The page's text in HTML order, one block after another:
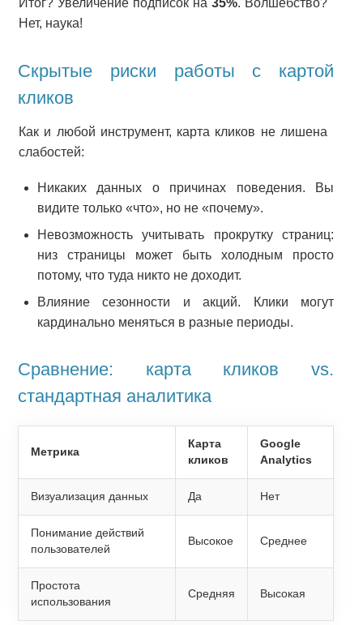
Итог? Увеличение подписок на 35%. Волшебство?
Нет, наука!
Скрытые риски работы с картой
кликов
Как и любой инструмент, карта кликов не лишена
слабостей:
Никаких данных о причинах поведения. Вы
видите только «что», но не «почему».
Невозможность учитывать прокрутку страниц:
низ страницы может быть холодным просто
потому, что туда никто не доходит.
Влияние сезонности и акций. Клики могут
кардинально меняться в разные периоды.
Сравнение: карта кликов vs.
стандартная аналитика
Метрика
Карта
кликов
Google
Analytics
Визуализация данных Да Нет
Понимание действий
пользователей
Высокое Среднее
Простота
использования
Средняя Высокая